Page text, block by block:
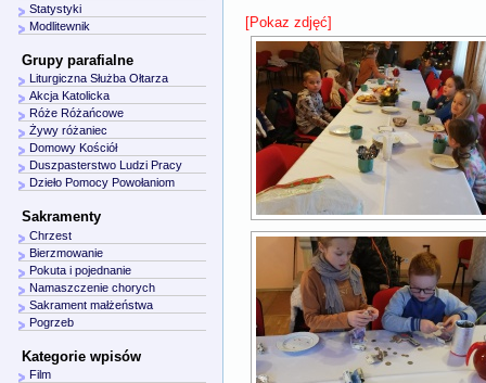
[Pokaz zdjęć]
Statystyki
Modlitewnik
Grupy parafialne
Liturgiczna Służba Ołtarza
Akcja Katolicka
Róże Różańcowe
Żywy różaniec
Domowy Kościół
Duszpasterstwo Ludzi Pracy
Dzieło Pomocy Powołaniom
Sakramenty
Chrzest
Bierzmowanie
Pokuta i pojednanie
Namaszczenie chorych
Sakrament małżeństwa
Pogrzeb
Kategorie wpisów
Film